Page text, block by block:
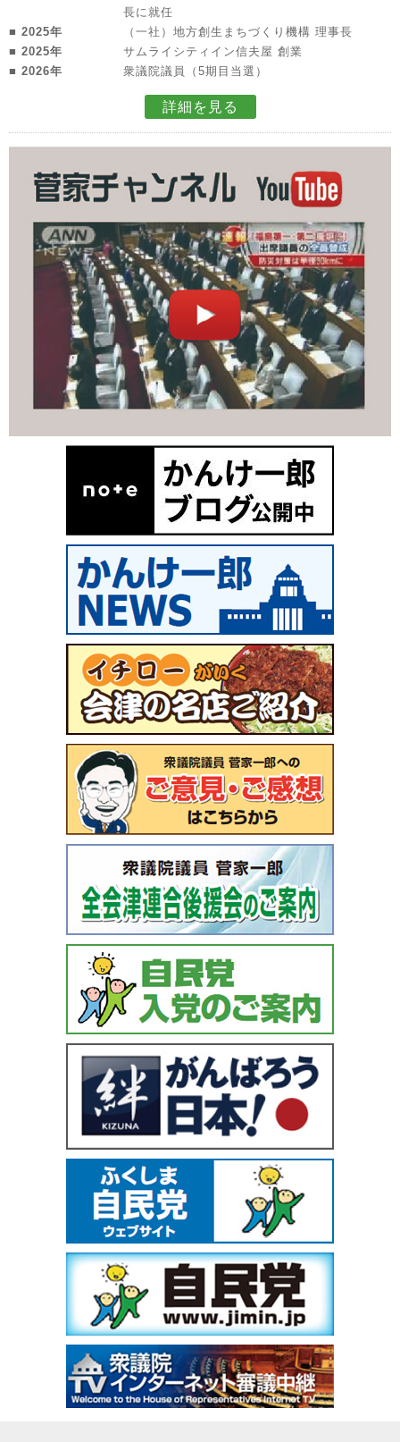
長に就任
■ 2025年
（一社）地方創生まちづくり機構 理事長
■ 2025年
サムライシティイン信夫屋 創業
■ 2026年
衆議院議員（5期目当選）
詳細を見る